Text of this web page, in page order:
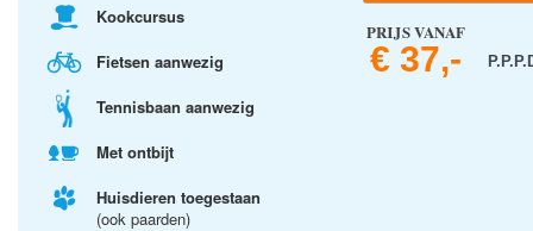
Kookcursus
Fietsen aanwezig
Tennisbaan aanwezig
Met ontbijt
Huisdieren toegestaan
(ook paarden)
PRIJS VANAF
€ 37,-